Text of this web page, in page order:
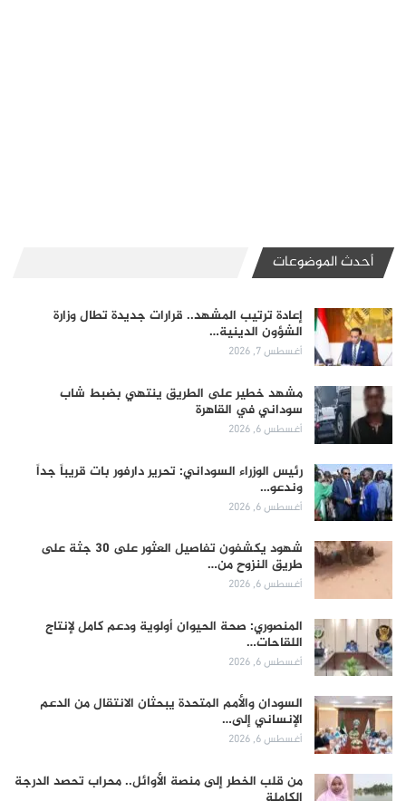
أحدث الموضوعات
إعادة ترتيب المشهد.. قرارات جديدة تطال وزارة
الشؤون الدينية…
أغسطس 7, 2026
مشهد خطير على الطريق ينتهي بضبط شاب
سوداني في القاهرة
أغسطس 6, 2026
رئيس الوزراء السوداني: تحرير دارفور بات قريباً جداً
وندعو…
أغسطس 6, 2026
شهود يكشفون تفاصيل العثور على 30 جثة على
طريق النزوح من…
أغسطس 6, 2026
المنصوري: صحة الحيوان أولوية ودعم كامل لإنتاج
اللقاحات…
أغسطس 6, 2026
السودان والأمم المتحدة يبحثان الانتقال من الدعم
الإنساني إلى…
أغسطس 6, 2026
من قلب الخطر إلى منصة الأوائل.. محراب تحصد الدرجة